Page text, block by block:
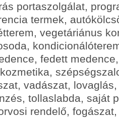
portaszolgálat,
termek,
vegetáriánus
fedett
vadászat,
tollaslabda, saját
rendelő,